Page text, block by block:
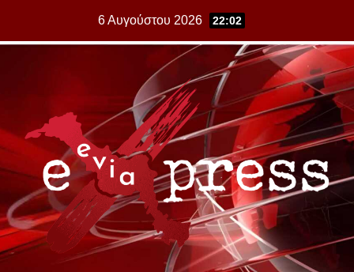
6 Αυγούστου 2026 22:02